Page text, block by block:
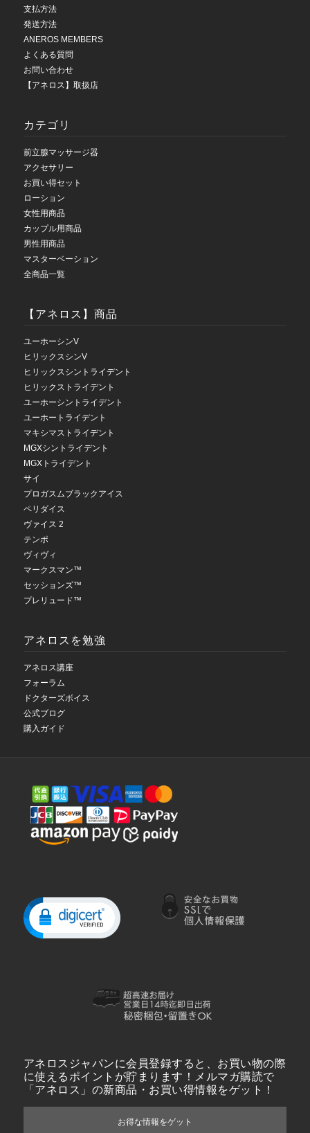
支払方法
発送方法
ANEROS MEMBERS
よくある質問
お問い合わせ
【アネロス】取扱店
カテゴリ
前立腺マッサージ器
アクセサリー
お買い得セット
ローション
女性用商品
カップル用商品
男性用商品
マスターベーション
全商品一覧
【アネロス】商品
ユーホーシンV
ヒリックスシンV
ヒリックスシントライデント
ヒリックストライデント
ユーホーシントライデント
ユーホートライデント
マキシマストライデント
MGXシントライデント
MGXトライデント
サイ
プロガスムブラックアイス
ペリダイス
ヴァイス 2
テンポ
ヴィヴィ
マークスマン™
セッションズ™
プレリュード™
アネロスを勉強
アネロス講座
フォーラム
ドクターズボイス
公式ブログ
購入ガイド
アネロスジャパンに会員登録すると、お買い物の際
に使えるポイントが貯まります！メルマガ購読で
「アネロス」の新商品・お買い得情報をゲット！
お得な情報をゲット